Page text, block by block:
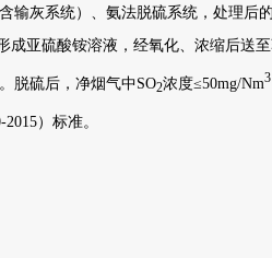
输灰系统）、氨法脱硫系统，处理后
成亚硫酸铵溶液，经氧化、浓缩后送
脱硫后，净烟气中SO2浓度≤50mg/Nm3
）标准。